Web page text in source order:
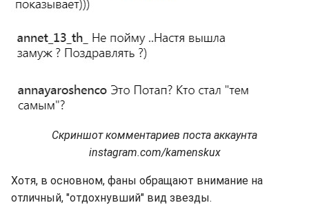
Скриншот комментариев поста аккаунта
instagram.com/kamenskux
Хотя, в основном, фаны обращают внимание на
отличный, "отдохнувший" вид звезды.